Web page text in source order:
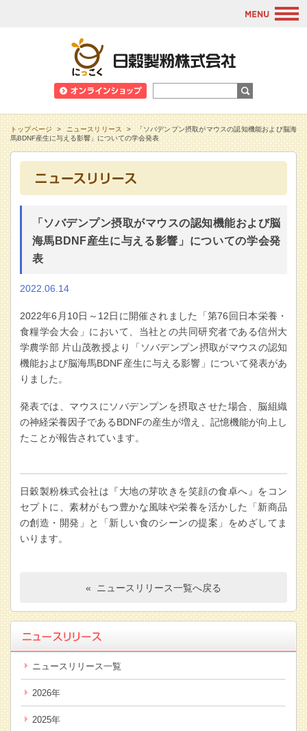
トップページ > ニュースリリース >
「ソバデンプン摂取がマウスの認知機能および脳海
馬BDNF産生に与える影響」についての学会発表
「ソバデンプン摂取がマウスの認知機能および脳
海馬BDNF産生に与える影響」についての学会発
表
2022.06.14
2022年6月10日～12日に開催されました「第76回日本栄養・
食糧学会大会」において、当社との共同研究者である信州大
学農学部 片山茂教授より「ソバデンプン摂取がマウスの認知
機能および脳海馬BDNF産生に与える影響」について発表があ
りました。
発表では、マウスにソバデンプンを摂取させた場合、脳組織
の神経栄養因子であるBDNFの産生が増え、記憶機能が向上し
たことが報告されています。
日穀製粉株式会社は『大地の芽吹きを笑顔の食卓へ』をコン
セプトに、素材がもつ豊かな風味や栄養を活かした「新商品
の創造・開発」と「新しい食のシーンの提案」をめざしてま
いります。
« ニュースリリース一覧へ戻る
ニュースリリース一覧
2026年
2025年